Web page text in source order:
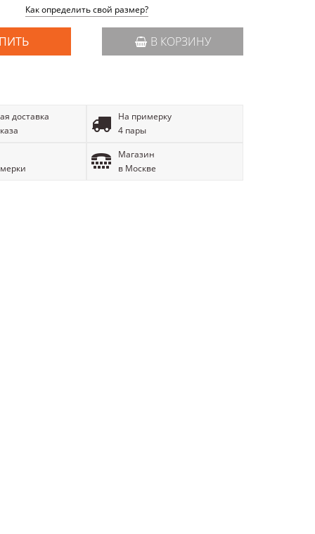
Как определить свой размер?
В КОРЗИНУ
доставка
На примерку
4 пары
Магазин
в Москве